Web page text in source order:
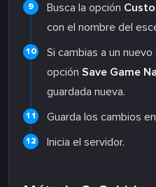
Busca la opción
con el nombre del
Si cambias a un
opción Save Game
guardada nueva.
Guarda los cambios en
Inicia el servidor.